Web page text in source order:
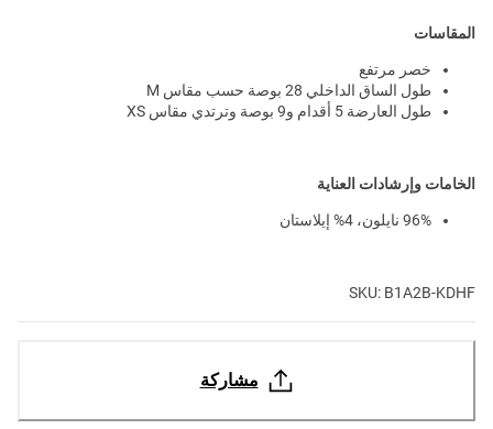
المقاسات
خصر مرتفع
طول الساق الداخلي 28 بوصة حسب مقاس M
طول العارضة 5 أقدام و9 بوصة وترتدي مقاس XS
الخامات وإرشادات العناية
96% نايلون، 4% إيلاستان
SKU: B1A2B-KDHF
مشاركة